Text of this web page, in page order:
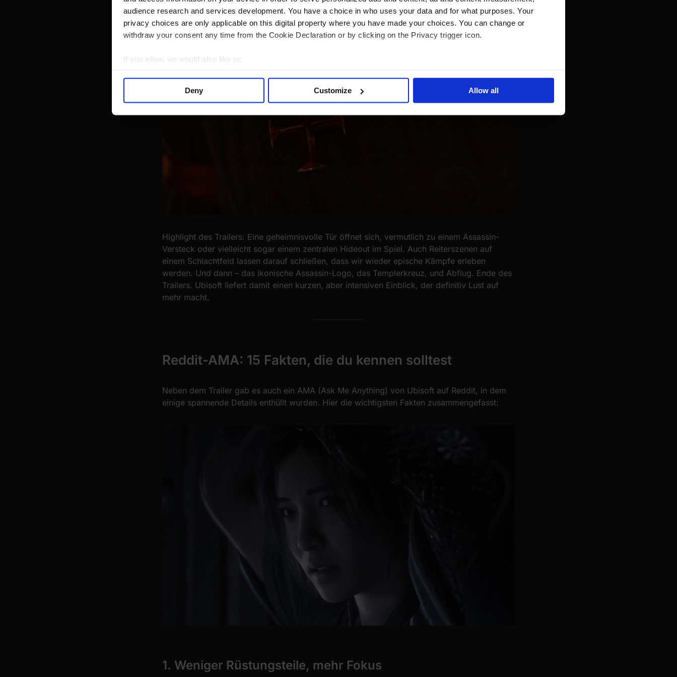
audience research and services development. You have a choice in who uses your data and for what purposes. Your
privacy choices are only applicable on this digital property where you have made your choices. You can change or
withdraw your consent any time from the Cookie Declaration or by clicking on the Privacy trigger icon.
If you allow, we would also like to:
We use cookies to personalise content and ads, to provide social media features and to analyse our traffic. We also share
information about your use of our site with our social media, advertising and analytics partners who may combine it with
other information that you’ve provided to them or that they’ve collected from your use of their services.
Deny Customize Allow all
Highlight des Trailers: Eine geheimnisvolle Tür öffnet sich, vermutlich zu einem Assassin-
Versteck oder vielleicht sogar einem zentralen Hideout im Spiel. Auch Reiterszenen auf
einem Schlachtfeld lassen darauf schließen, dass wir wieder epische Kämpfe erleben
werden. Und dann – das ikonische Assassin-Logo, das Templerkreuz, und Abflug. Ende des
Trailers. Ubisoft liefert damit einen kurzen, aber intensiven Einblick, der definitiv Lust auf
mehr macht.
Reddit-AMA: 15 Fakten, die du kennen solltest
Neben dem Trailer gab es auch ein AMA (Ask Me Anything) von Ubisoft auf Reddit, in dem
einige spannende Details enthüllt wurden. Hier die wichtigsten Fakten zusammengefasst:
1. Weniger Rüstungsteile, mehr Fokus